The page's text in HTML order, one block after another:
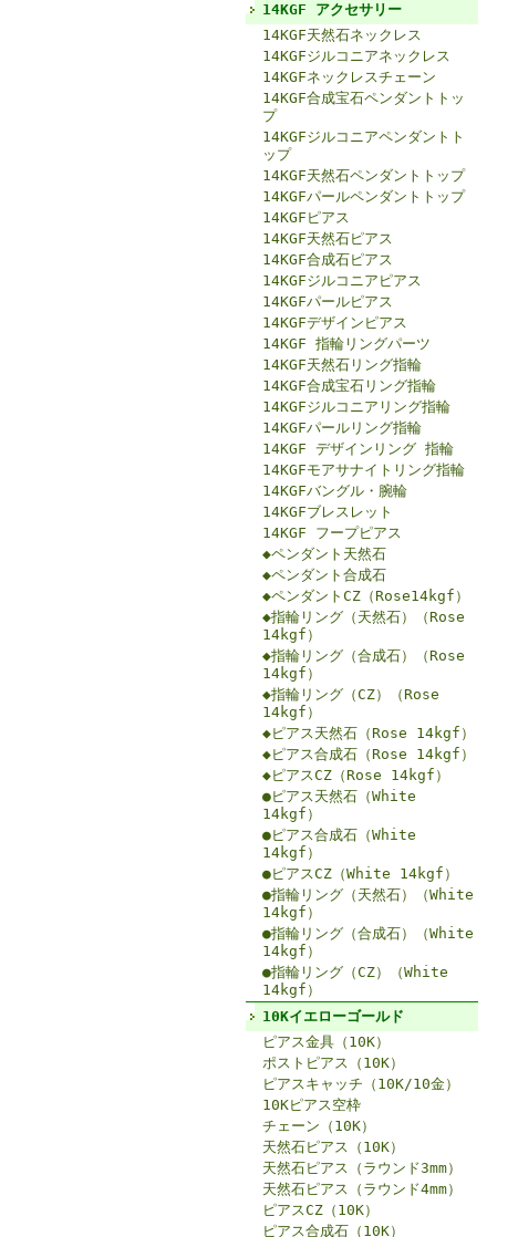
14KGF アクセサリー
14KGF天然石ネックレス
14KGFジルコニアネックレス
14KGFネックレスチェーン
14KGF合成宝石ペンダントトッ
プ
14KGFジルコニアペンダントト
ップ
14KGF天然石ペンダントトップ
14KGFパールペンダントトップ
14KGFピアス
14KGF天然石ピアス
14KGF合成石ピアス
14KGFジルコニアピアス
14KGFパールピアス
14KGFデザインピアス
14KGF 指輪リングパーツ
14KGF天然石リング指輪
14KGF合成宝石リング指輪
14KGFジルコニアリング指輪
14KGFパールリング指輪
14KGF デザインリング 指輪
14KGFモアサナイトリング指輪
14KGFバングル・腕輪
14KGFブレスレット
14KGF フープピアス
◆ペンダント天然石
◆ペンダント合成石
◆ペンダントCZ（Rose14kgf）
◆指輪リング（天然石）（Rose
14kgf）
◆指輪リング（合成石）（Rose
14kgf）
◆指輪リング（CZ）（Rose
14kgf）
◆ピアス天然石（Rose 14kgf）
◆ピアス合成石（Rose 14kgf）
◆ピアスCZ（Rose 14kgf）
●ピアス天然石（White
14kgf）
●ピアス合成石（White
14kgf）
●ピアスCZ（White 14kgf）
●指輪リング（天然石）（White
14kgf）
●指輪リング（合成石）（White
14kgf）
●指輪リング（CZ）（White
14kgf）
10Kイエローゴールド
ピアス金具（10K）
ポストピアス（10K）
ピアスキャッチ（10K/10金）
10Kピアス空枠
チェーン（10K）
天然石ピアス（10K）
天然石ピアス（ラウンド3mm）
天然石ピアス（ラウンド4mm）
ピアスCZ（10K）
ピアス合成石（10K）